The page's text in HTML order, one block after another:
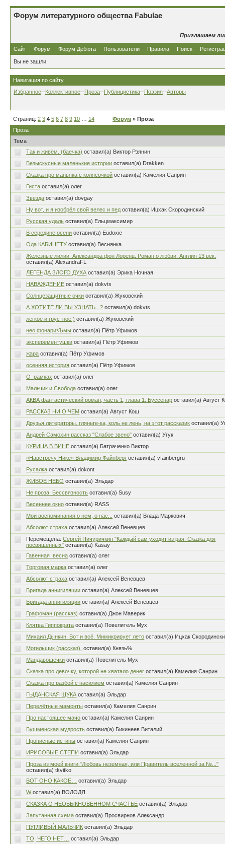
Форум литературного общества Fabulae
Приглашаем
Сайт Форум Форум Дебюта Пользователи Правила Поиск
Вы не зашли.
Навигация по сайту
Избранное--Коллективное--Проза--Публицистика--Поэзия--Авторы
Страниц: 2 3 4 5 6 7 8 9 10 14 Форум » Проза
Проза
Тема
Так и живём. (баечка) оставил(а) Виктор Рзянин
Безыскусные маленькие истории оставил(а) Drakken
Сказка про маньяка с колясочкой оставил(а) Камелия Санрин
Гиста оставил(а) олег
Звезда оставил(а) dovgay
Ну вот, и я изобрёл свой велес и пед оставил(а) Ицхак Скородинский
Русская удаль оставил(а) Ельцмаксимир
В середине осени оставил(а) Eudoxie
Ода КАБИНЕТУ оставил(а) Веснянка
Железные лилии. Александра фон Лоренц. Роман о любви. Англия 13 век.
оставил(а) AlexandraFL
ЛЕГЕНДА ЗЛОГО ДУХА оставил(а) Эрика Ночная
НАВАЖДЕНИЕ оставил(а) dokvts
Солнцезащитные очки оставил(а) Жуковский
А ХОТИТЕ ЛИ ВЫ УЗНАТЬ...? оставил(а) dokvts
легкое и грустное ) оставил(а) Жуковский
нео фонаризЪмы оставил(а) Пётр Уфимов
эксперементушки оставил(а) Пётр Уфимов
жара оставил(а) Пётр Уфимов
осенняя история оставил(а) Пётр Уфимов
О_рамках оставил(а) олег
Мальчик и Свобода оставил(а) олег
АКВА фантастический роман, часть 1, глава 1. Буссенар оставил(а) Август
РАССКАЗ НИ О ЧЕМ оставил(а) Август Кош
Друзья литераторы, гляньте-ка, коль не лень, на этот рассказик оставил(а)
Андрей Самохин рассказ "Слабое звено" оставил(а) Угук
КУРИЦА В ВИНЕ оставил(а) Батраченко Виктор
«Навстречу Нике» Владимир Файнберг оставил(а) vfainbergru
Русалка оставил(а) dokont
ЖИВОЕ НЕБО оставил(а) Эльдар
Не проза. Бессвязность оставил(а) Susy
Весеннее окно оставил(а) RASS
Мои воспоминания о нем, о нас...
оставил(а) Влада Маркович
Абсолют страха оставил(а) Алексей Веневцев
Перемещена:Сергей Пичуричкин "Каждый сам уходит из рая. Сказка для
посвященных" оставил(а) Kasay
Гавенная_весна оставил(а) олег
Торговая марка оставил(а) олег
Абсолют страха оставил(а) Алексей Веневцев
Бригада аннигиляции оставил(а) Алексей Веневцев
Бригада аннигиляции оставил(а) Алексей Веневцев
Графоман (рассказ) оставил(а) Джон Маверик
Клятва Гиппократа оставил(а) Повелитель Мух
Михаил Дынкин. Вот и всё. Мимикрирует лето оставил(а) Ицхак
Могильщик (рассказ).
оставил(а) Князь%
Мандавошечки оставил(а) Повелитель Мух
Сказка про девочку, которой не хватало денег оставил(а) Камелия Санрин
Сказка про разбой с насилием оставил(а) Камелия Санрин
ГЫДАНСКАЯ ЩУКА оставил(а) Эльдар
Перелётные мамонты оставил(а) Камелия Санрин
Про настоящее мачо оставил(а) Камелия Санрин
Бушменская мудрость оставил(а) Бикинеев Виталий
Прописные истины оставил(а) Камелия Санрин
ИРИСОВЫЕ СТЕПИ оставил(а) Эльдар
Проза из моей книги:"Любовь неземная, или Правитель вселенной за №..."
оставил(а) tkvitko
ВОТ ОНО КАКОЕ…
оставил(а) Эльдар
W оставил(а) ВОЛОДЯ
СКАЗКА О НЕОБЫКНОВЕННОМ СЧАСТЬЕ оставил(а) Эльдар
Запутанная схема оставил(а) Просвирнов Александр
ПУГЛИВЫЙ МАЛЬЧИК оставил(а) Эльдар
ТО, ЧЕГО НЕТ…
оставил(а) Эльдар